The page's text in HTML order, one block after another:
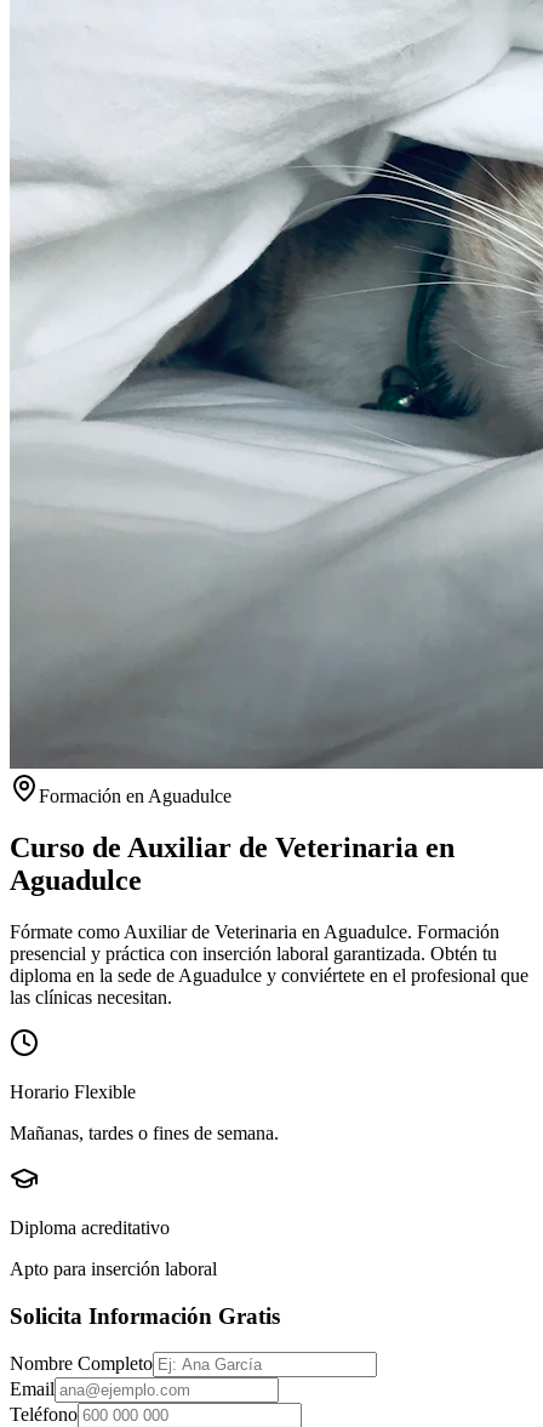
Formación en Aguadulce
Curso de Auxiliar de Veterinaria en
Aguadulce
Fórmate como Auxiliar de Veterinaria en Aguadulce. Formación
presencial y práctica con inserción laboral garantizada. Obtén tu
diploma en la sede de Aguadulce y conviértete en el profesional que
las clínicas necesitan.
Horario Flexible
Mañanas, tardes o fines de semana.
Diploma acreditativo
Apto para inserción laboral
Solicita Información Gratis
Nombre Completo
Email
Teléfono